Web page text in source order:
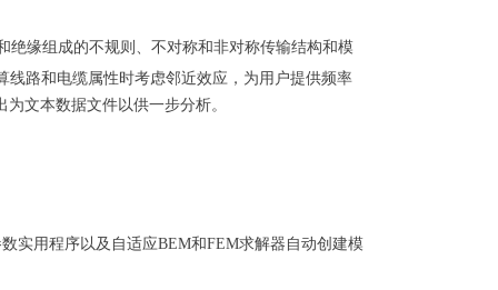
绝缘组成的不规则、不对称和非对称传输结构和模
线路和电缆属性时考虑邻近效应，为用户提供频率
文本数据文件以供一步分析。
实用程序以及自适应BEM和FEM求解器自动创建模